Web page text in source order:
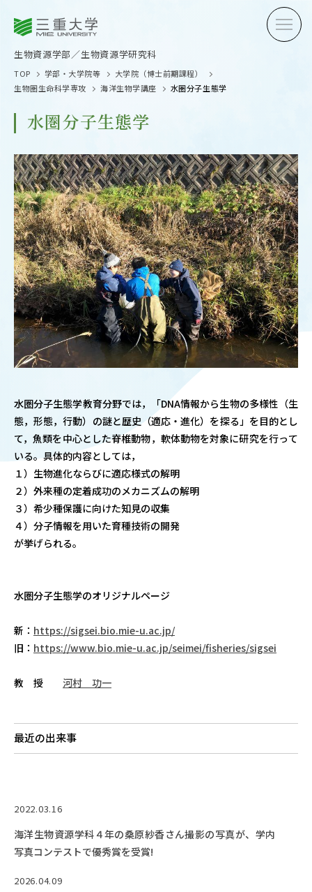
生物資源学部 生物資源学研究科
受験生の方へ 在学生
卒業生の方へ 企業・
OPEN CAMPUS
オープンキャンパス
OUR OPEN
学問探求セミナー
学生研究紹介・
インタビュー
ABOUT
学部概要
ACADEMICS
入試情報
RESEARCH
研究
社会連携
CAMPUS LIFE
PAMPHLET
TOP 学部・大学院等
大学院（博士前期課程）
生物圏生命科学専攻
海洋生物学講座 水圏分子生態学
水圏分子生態学
水圏分子生態学教育分野では，「DNA情報から生物の多様性（生
態，形態，行動）の謎と歴史（適応・進化）を探る」を目的とし
て，魚類を中心とした脊椎動物，軟体動物を対象に研究を行って
いる。具体的内容としては，
１）生物進化ならびに適応様式の解明
２）外来種の定着成功のメカニズムの解明
３）希少種保護に向けた知見の収集
４）分子情報を用いた育種技術の開発
が挙げられる。
水圏分子生態学のオリジナルページ
新： https://sigsei.bio.mie-u.ac.jp/
旧： https://www.bio.mie-u.ac.jp/seimei/fisheries/sigsei
教 授 河村 功一
最近の出来事
2022.03.16
海洋生物資源学科４年の桑原紗香さん撮影の写真が、学内
写真コンテストで優秀賞を受賞!
2026.04.09